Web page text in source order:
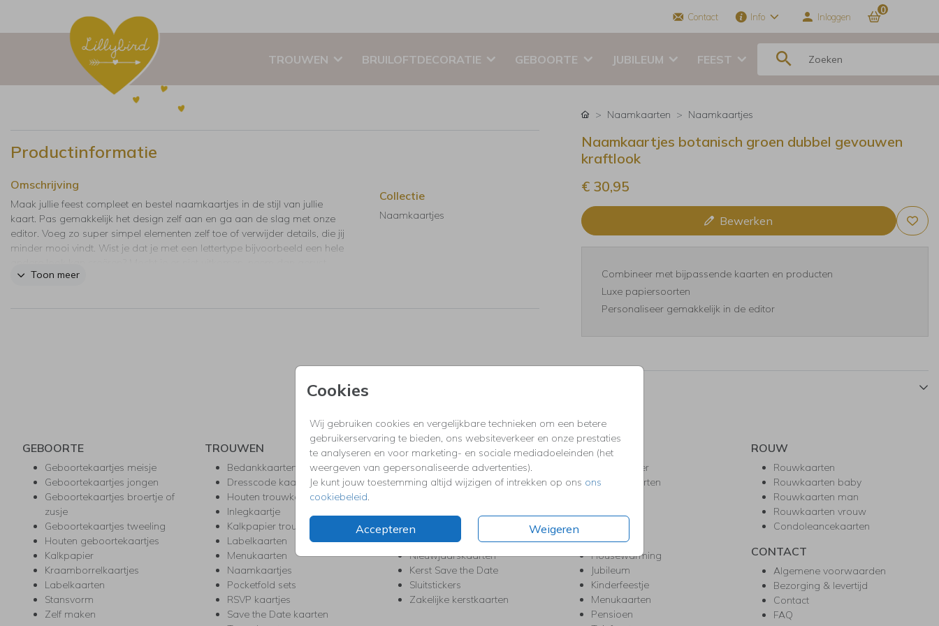
Contact Info Inloggen
0
TROUWEN BRUILOFTDECORATIE GEBOORTE JUBILEUM FEEST
Cookies
Wij gebruiken cookies en vergelijkbare technieken om een betere
gebruikerservaring te bieden, ons websiteverkeer en onze prestaties
te analyseren en voor marketing- en sociale mediadoeleinden (het
weergeven van gepersonaliseerde advertenties).
Je kunt jouw toestemming altijd wijzigen of intrekken op ons ons
cookiebeleid.
Accepteren Weigeren
Productinformatie
Omschrijving
Maak jullie feest compleet en bestel naamkaartjes in de stijl van jullie
kaart. Pas gemakkelijk het design zelf aan en ga aan de slag met onze
editor. Voeg zo super simpel elementen zelf toe of verwijder details, die jij
minder mooi vindt. Wist je dat je met een lettertype bijvoorbeeld een hele
contact met ons op. Wij zijn er om je te helpen.
Toon meer
Collectie
Naamkaartjes
Naamkaarten Naamkaartjes
Naamkaartjes botanisch groen dubbel gevouwen
kraftlook
€ 30,95
Bewerken
Combineer met bijpassende kaarten en producten
Luxe papiersoorten
Personaliseer gemakkelijk in de editor
GEBOORTE
Geboortekaartjes meisje
Geboortekaartjes jongen
Geboortekaartjes broertje of
zusje
Geboortekaartjes tweeling
Houten geboortekaartjes
Kalkpapier
Kraamborrelkaartjes
Labelkaarten
Stansvorm
Zelf maken
TROUWEN
Bedankkaarten
Dresscode kaartjes
Houten trouwkaarten
Inlegkaartje
Kalkpapier trouwkaarten
Labelkaarten
Menukaarten
Naamkaartjes
Pocketfold sets
RSVP kaartjes
Save the Date kaarten
KERST
Kerstkaarten
Kerstborrel uitnodigingen
Kerst trouwkaarten
Kerst-verhuiskaarten
Nieuwjaarskaarten
Kerst Save the Date
Sluitstickers
Zakelijke kerstkaarten
FEEST
Babyshower
Bedankkaarten
High Tea
Housewarming
Jubileum
Kinderfeestje
Menukaarten
Pensioen
ROUW
Rouwkaarten
Rouwkaarten baby
Rouwkaarten man
Rouwkaarten vrouw
Condoleancekaarten
CONTACT
Algemene voorwaarden
Bezorging & levertijd
Contact
FAQ